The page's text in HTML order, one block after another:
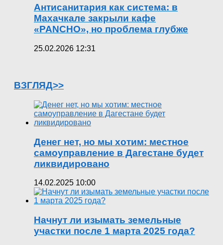
Антисанитария как система: в
Махачкале закрыли кафе
«PANCHO», но проблема глубже
25.02.2026 12:31
ВЗГЛЯД>>
Денег нет, но мы хотим: местное
самоуправление в Дагестане будет
ликвидировано
14.02.2025 10:00
Начнут ли изымать земельные
участки после 1 марта 2025 года?